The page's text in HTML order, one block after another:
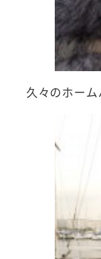
久々のホーム